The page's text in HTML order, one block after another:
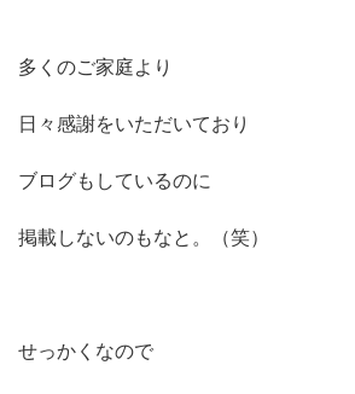
多くのご家庭より
日々感謝をいただいており
ブログもしているのに
掲載しないのもなと。（笑）
せっかくなので